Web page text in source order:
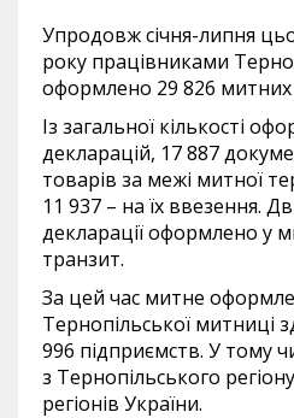
Упродовж січня-липня
року працівниками
оформлено 29 826 митних
Із загальної кількості
декларацій, 17 887
товарів за межі митної
11 937 – на їх ввезення.
декларації оформлено у
транзит.
За цей час митне
Тернопільської митниці
996 підприємств. У тому
з Тернопільського
регіонів України.